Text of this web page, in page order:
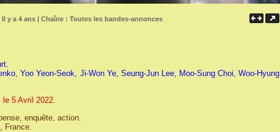
y a 4 ans | Chaîne : Toutes les bandes-annonces
Yoo Yeon-Seok, Ji-Won Ye, Seung-Jun Lee, Moo-Sung Choi, Woo-Hyung
5 Avril 2022.
enquête, action.
France.